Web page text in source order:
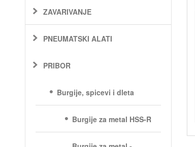
ZAVARIVANJE
PNEUMATSKI ALATI
PRIBOR
Burgije, spicevi i dleta
Burgije za metal HSS-R